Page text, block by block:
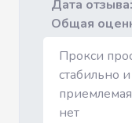
Дата отзыва:
Общая
Прокси
стабильно
нет